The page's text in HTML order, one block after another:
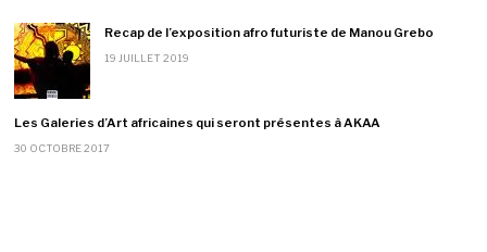
Recap de l’exposition afro futuriste de Manou Grebo
19 JUILLET 2019
Les Galeries d’Art africaines qui seront présentes à AKAA
30 OCTOBRE 2017